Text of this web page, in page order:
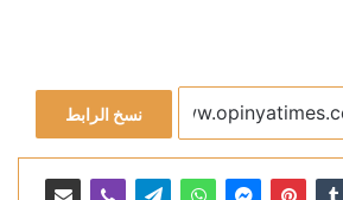
نسخ الرابط